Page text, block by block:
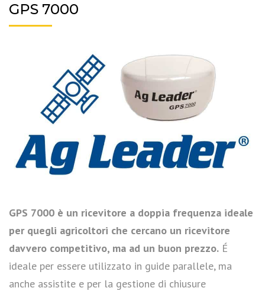
GPS 7000
GPS 7000 è un ricevitore a doppia frequenza ideale
per quegli agricoltori che cercano un ricevitore
davvero competitivo, ma ad un buon prezzo. É
ideale per essere utilizzato in guide parallele, ma
anche assistite e per la gestione di chiusure